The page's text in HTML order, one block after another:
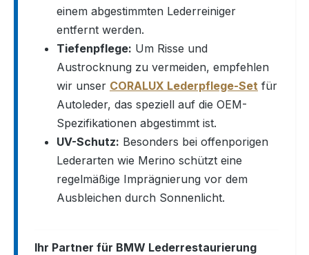
einem abgestimmten Lederreiniger
entfernt werden.
Tiefenpflege: Um Risse und
Austrocknung zu vermeiden, empfehlen
wir unser CORALUX Lederpflege-Set für
Autoleder, das speziell auf die OEM-
Spezifikationen abgestimmt ist.
UV-Schutz: Besonders bei offenporigen
Lederarten wie Merino schützt eine
regelmäßige Imprägnierung vor dem
Ausbleichen durch Sonnenlicht.
Ihr Partner für BMW Lederrestaurierung